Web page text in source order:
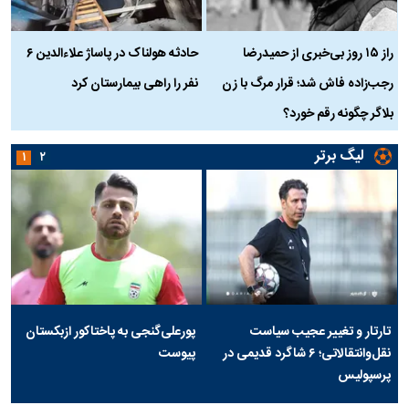
راز ۱۵ روز بی‌خبری از حمیدرضا
رجب‌زاده فاش شد؛ قرار مرگ با زن
بلاگر چگونه رقم خورد؟
حادثه هولناک در پاساژ علاءالدین ۶
نفر را راهی بیمارستان کرد
لیگ برتر
تارتار و تغییر عجیب سیاست
نقل‌وانتقالاتی؛ ۶ شاگرد قدیمی در
پرسپولیس
پورعلی‌گنجی به پاختاکور ازبکستان
پیوست
۱ ۲